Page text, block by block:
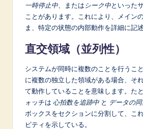
一時停止中 、または シーク中といった
ことがあります。これにより、メイン
ま、特定の状態の内部動作を詳細に記
直交領域（並列性）
システムが同時に複数のことを行うこ
に複数の独立した領域がある場合、そ
て動作していることを意味します。た
ォッチは 心拍数を追跡中 と データの
ボックスをセクションに分割して、こ
ビティを示している。